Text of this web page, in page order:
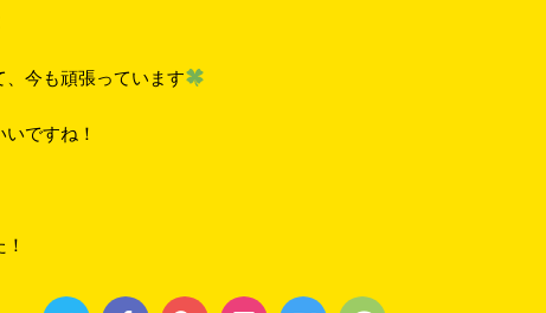
今も頑張っています
ですね！